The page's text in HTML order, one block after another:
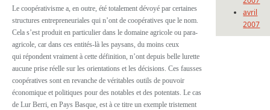
Le coopérativisme a, en outre, été totalement dévoyé par certaines
structures entrepreneuriales qui n’ont de coopératives que le nom.
Cela s’est produit en particulier dans le domaine agricole ou para-
agricole, car dans ces entités-là les paysans, du moins ceux
qui répondent vraiment à cette définition, n’ont depuis belle lurette
aucune prise réelle sur les orientations et les décisions. Ces fausses
coopératives sont en revanche de véritables outils de pouvoir
économique et politiques pour des notables et des potentats. Le cas
de Lur Berri, en Pays Basque, est à ce titre un exemple tristement
avril
2007